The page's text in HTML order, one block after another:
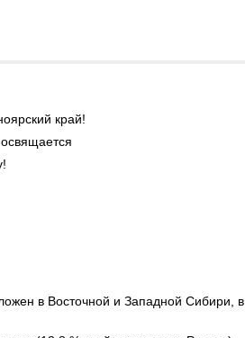
край!
в Восточной и Западной Сибири, в